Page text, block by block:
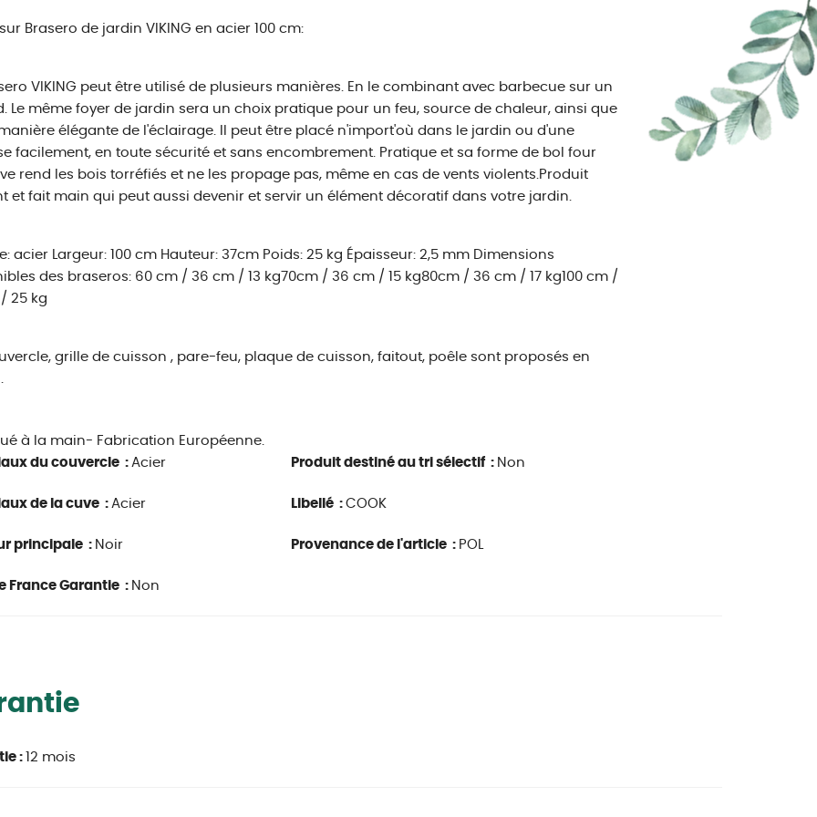
Brasero de jardin VIKING en acier 100 cm:
VIKING peut être utilisé de plusieurs manières. En le combinant avec barbecue sur un
Le même foyer de jardin sera un choix pratique pour un feu, source de chaleur, ainsi que
élégante de l'éclairage. Il peut être placé n'import'où dans le jardin ou d'une
facilement, en toute sécurité et sans encombrement. Pratique et sa forme de bol four
rend les bois torréfiés et ne les propage pas, même en cas de vents violents.Produit
et fait main qui peut aussi devenir et servir un élément décoratif dans votre jardin.
acier Largeur: 100 cm Hauteur: 37cm Poids: 25 kg Épaisseur: 2,5 mm Dimensions
des braseros: 60 cm / 36 cm / 13 kg70cm / 36 cm / 15 kg80cm / 36 cm / 17 kg100 cm /
25 kg
grille de cuisson , pare-feu, plaque de cuisson, faitout, poêle sont proposés en
à la main- Fabrication Européenne.
du couvercle : Acier
de la cuve : Acier
principale : Noir
France Garantie : Non
Produit destiné au tri sélectif : Non
Libellé : COOK
Provenance de l'article : POL
: 12 mois